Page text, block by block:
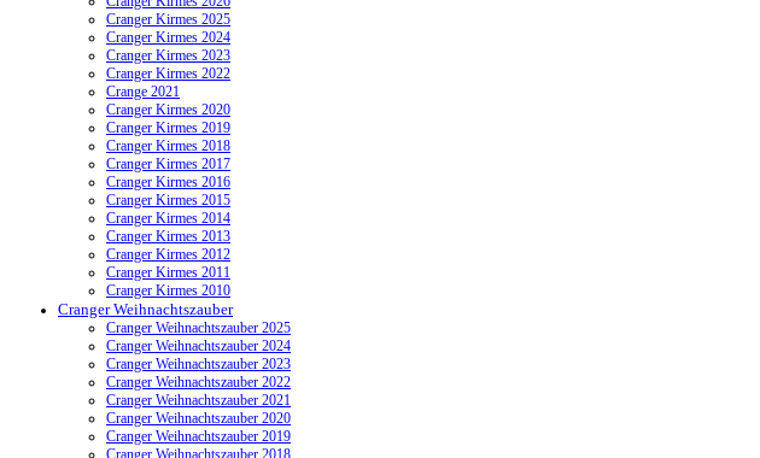
Cranger Kirmes 2025
Cranger Kirmes 2024
Cranger Kirmes 2023
Cranger Kirmes 2022
Crange 2021
Cranger Kirmes 2020
Cranger Kirmes 2019
Cranger Kirmes 2018
Cranger Kirmes 2017
Cranger Kirmes 2016
Cranger Kirmes 2015
Cranger Kirmes 2014
Cranger Kirmes 2013
Cranger Kirmes 2012
Cranger Kirmes 2011
Cranger Kirmes 2010
Cranger Weihnachtszauber
Cranger Weihnachtszauber 2025
Cranger Weihnachtszauber 2024
Cranger Weihnachtszauber 2023
Cranger Weihnachtszauber 2022
Cranger Weihnachtszauber 2021
Cranger Weihnachtszauber 2020
Cranger Weihnachtszauber 2019
Cranger Weihnachtszauber 2018